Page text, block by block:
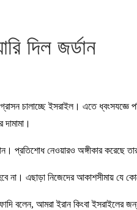
দিল জর্ডান
চালাচ্ছে ইসরাইল। এতে
প্রতিশোধ নেওয়ারও অঙ্গীকার করেছে
না। এছাড়া নিজেদের আকাশসীমায়
বলেন, আমরা ইরান কিংবা